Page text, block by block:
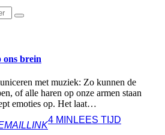
ons brein
met muziek: Zo kunnen de
of alle haren op onze armen staan
emoties op. Het laat…
LINK
4 MIN LEES TIJD